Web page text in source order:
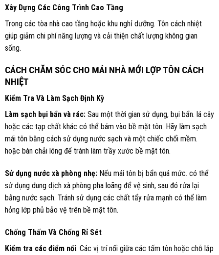
Xây Dựng Các Công Trình Cao Tầng
Trong các tòa nhà cao tầng hoặc khu nghỉ dưỡng. Tôn cách nhiệt
giúp giảm chi phí năng lượng và cải thiện chất lượng không gian
sống.
CÁCH CHĂM SÓC CHO MÁI NHÀ MỚI LỢP TÔN CÁCH
NHIỆT
Kiểm Tra Và Làm Sạch Định Kỳ
Làm sạch bụi bẩn và rác: Sau một thời gian sử dụng, bụi bẩn. lá cây
hoặc các tạp chất khác có thể bám vào bề mặt tôn. Hãy làm sạch
mái tôn bằng cách sử dụng nước sạch và một chiếc chổi mềm.
hoặc bàn chải lông để tránh làm trầy xước bề mặt tôn.
Sử dụng nước xà phòng nhẹ: Nếu mái tôn bị bẩn quá mức. có thể
sử dụng dung dịch xà phòng pha loãng để vệ sinh, sau đó rửa lại
bằng nước sạch. Tránh sử dụng các chất tẩy rửa mạnh có thể làm
hỏng lớp phủ bảo vệ trên bề mặt tôn.
Chống Thấm Và Chống Rỉ Sét
Kiểm tra các điểm nối: Các vị trí nối giữa các tấm tôn hoặc chỗ lắp